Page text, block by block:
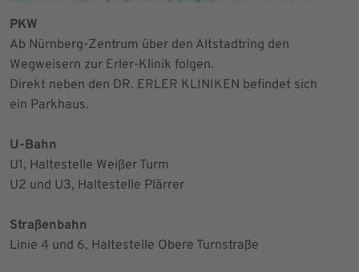
PKW
Ab Nürnberg-Zentrum über den Altstadtring den
Wegweisern zur Erler-Klinik folgen.
Direkt neben den DR. ERLER KLINIKEN befindet sich
ein Parkhaus.
U-Bahn
U1, Haltestelle Weißer Turm
U2 und U3, Haltestelle Plärrer
Straßenbahn
Linie 4 und 6, Haltestelle Obere Turnstraße